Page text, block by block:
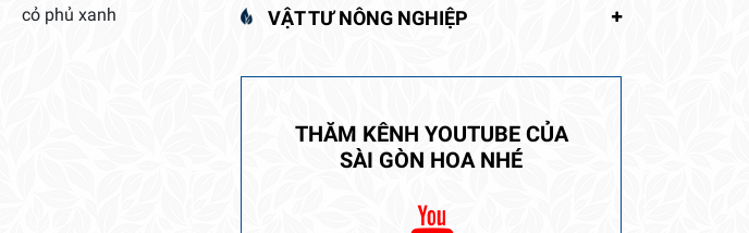
cỏ phủ xanh
VẬT TƯ NÔNG NGHIỆP
THĂM KÊNH YOUTUBE CỦA
SÀI GÒN HOA NHÉ